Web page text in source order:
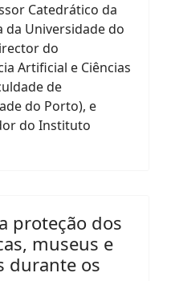
Catedrático da
da Universidade do
do
Artificial e Ciências
de
do Porto), e
do Instituto
proteção dos
museus e
durante os